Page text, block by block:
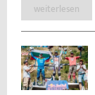
weiterlesen